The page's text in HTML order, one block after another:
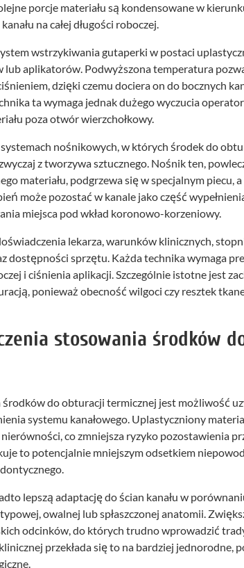
porcje materiału są kondensowane w
na całej długości roboczej.
wstrzykiwania gutaperki w postaci
aplikatorów. Podwyższona temperatura
dzięki czemu dociera on do bocznych
ta wymaga jednak dużego wyczucia
poza otwór wierzchołkowy.
nośnikowych, w których środek do
z tworzywa sztucznego. Nośnik ten,
materiału, podgrzewa się w specjalnym piecu,
może pozostać w kanale jako część
miejsca pod wkład koronowo-korzeniowy.
lekarza, warunków klinicznych,
dostępności sprzętu. Każda technika wymaga
i ciśnienia aplikacji. Szczególnie istotne jest
ponieważ obecność wilgoci czy resztek
stosowania środków
środków do obturacji termicznej jest możliwość
systemu kanałowego. Uplastyczniony
co zmniejsza ryzyko pozostawienia
to potencjalnie mniejszym odsetkiem
lepszą adaptację do ścian kanału w
owalnej lub spłaszczonej anatomii.
odcinków, do których trudno wprowadzić
przekłada się to na bardziej jednorodne,